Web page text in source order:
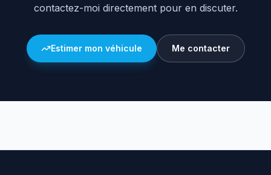
contactez-moi directement pour en discuter.
Estimer mon véhicule Me contacter